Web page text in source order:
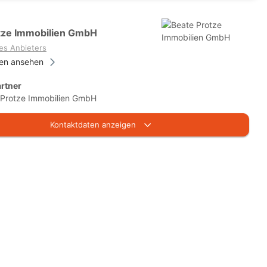
Immobilien GmbH
Anbieters
ansehen
Immobilien GmbH
Kontaktdaten anzeigen